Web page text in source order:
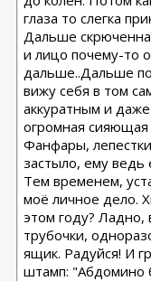
глаза то слегка
Дальше
и лицо почему-то
дальше..Дальше
вижу себя в том
аккуратным и
огромная сияющая
Фанфары,
застыло, ему ведь
Тем временем,
моё личное дело.
этом году?
трубочки,
ящик. Радуйся! И
штамп: "Абдомино